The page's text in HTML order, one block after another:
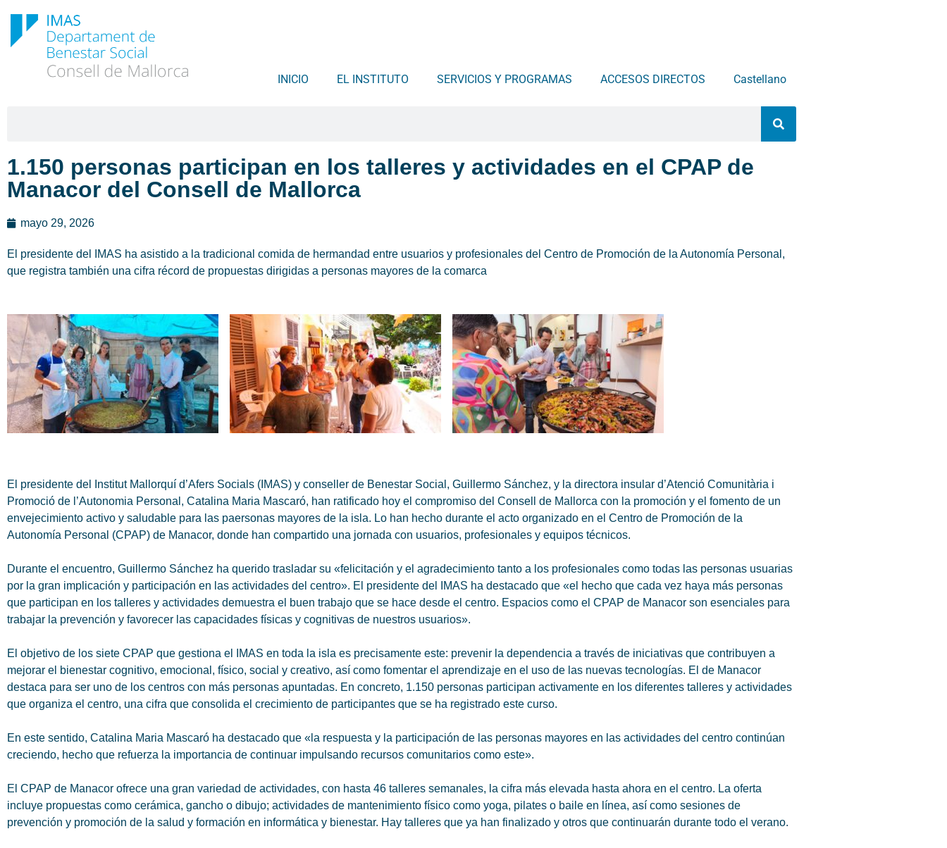
INICIO EL INSTITUTO SERVICIOS Y PROGRAMAS ACCESOS DIRECTOS Castellano
1.150 personas participan en los talleres y actividades en el CPAP de
Manacor del Consell de Mallorca
mayo 29, 2026
El presidente del IMAS ha asistido a la tradicional comida de hermandad entre usuarios y profesionales del Centro de Promoción de la Autonomía Personal,
que registra también una cifra récord de propuestas dirigidas a personas mayores de la comarca
El presidente del Institut Mallorquí d’Afers Socials (IMAS) y conseller de Benestar Social, Guillermo Sánchez, y la directora insular d’Atenció Comunitària i
Promoció de l’Autonomia Personal, Catalina Maria Mascaró, han ratificado hoy el compromiso del Consell de Mallorca con la promoción y el fomento de un
envejecimiento activo y saludable para las paersonas mayores de la isla. Lo han hecho durante el acto organizado en el Centro de Promoción de la
Autonomía Personal (CPAP) de Manacor, donde han compartido una jornada con usuarios, profesionales y equipos técnicos.
Durante el encuentro, Guillermo Sánchez ha querido trasladar su «felicitación y el agradecimiento tanto a los profesionales como todas las personas usuarias
por la gran implicación y participación en las actividades del centro». El presidente del IMAS ha destacado que «el hecho que cada vez haya más personas
que participan en los talleres y actividades demuestra el buen trabajo que se hace desde el centro. Espacios como el CPAP de Manacor son esenciales para
trabajar la prevención y favorecer las capacidades físicas y cognitivas de nuestros usuarios».
El objetivo de los siete CPAP que gestiona el IMAS en toda la isla es precisamente este: prevenir la dependencia a través de iniciativas que contribuyen a
mejorar el bienestar cognitivo, emocional, físico, social y creativo, así como fomentar el aprendizaje en el uso de las nuevas tecnologías. El de Manacor
destaca para ser uno de los centros con más personas apuntadas. En concreto, 1.150 personas participan activamente en los diferentes talleres y actividades
que organiza el centro, una cifra que consolida el crecimiento de participantes que se ha registrado este curso.
En este sentido, Catalina Maria Mascaró ha destacado que «la respuesta y la participación de las personas mayores en las actividades del centro continúan
creciendo, hecho que refuerza la importancia de continuar impulsando recursos comunitarios como este».
El CPAP de Manacor ofrece una gran variedad de actividades, con hasta 46 talleres semanales, la cifra más elevada hasta ahora en el centro. La oferta
incluye propuestas como cerámica, gancho o dibujo; actividades de mantenimiento físico como yoga, pilates o baile en línea, así como sesiones de
prevención y promoción de la salud y formación en informática y bienestar. Hay talleres que ya han finalizado y otros que continuarán durante todo el verano.